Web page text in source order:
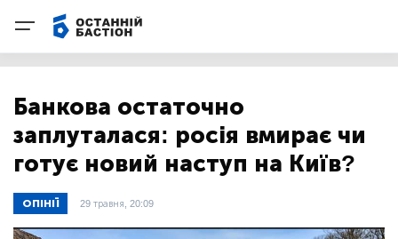
Банкова остаточно
заплуталася: росія вмирає чи
готує новий наступ на Київ?
ОПІНІЇ 29 травня, 20:09